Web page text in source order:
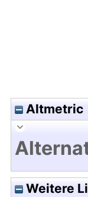
Altmetric
Weitere